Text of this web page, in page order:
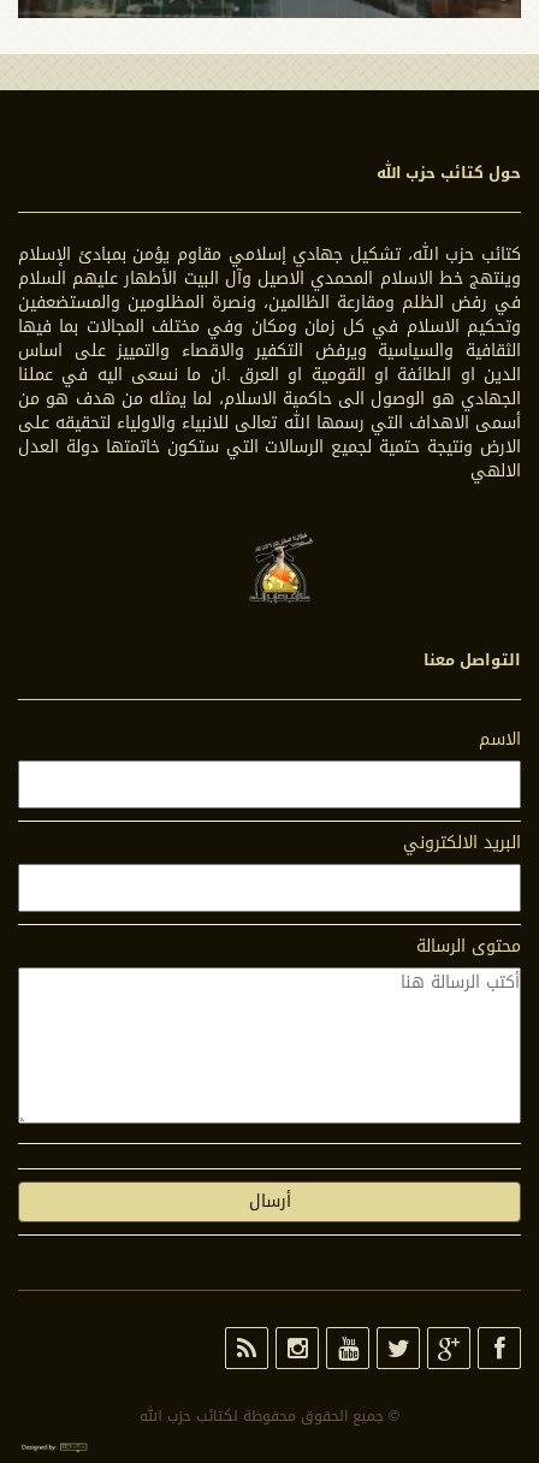
حول كتائب حزب الله
كتائب حزب الله، تشكيل جهادي إسلامي مقاوم يؤمن بمبادئ الإسلام
وينتهج خط الاسلام المحمدي الاصيل وآل البيت الأطهار عليهم السلام
في رفض الظلم ومقارعة الظالمين، ونصرة المظلومين والمستضعفين
وتحكيم الاسلام في كل زمان ومكان وفي مختلف المجالات بما فيها
الثقافية والسياسية ويرفض التكفير والاقصاء والتمييز على اساس
الدين او الطائفة او القومية او العرق .ان ما نسعى اليه في عملنا
الجهادي هو الوصول الى حاكمية الاسلام، لما يمثله من هدف هو من
أسمى الاهداف التي رسمها الله تعالى للانبياء والاولياء لتحقيقه على
الارض ونتيجة حتمية لجميع الرسالات التي ستكون خاتمتها دولة العدل
الالهي
التواصل معنا
الاسم
البريد الالكتروني
محتوى الرسالة
© جمیع الحقوق محفوظة لكتائب حزب الله